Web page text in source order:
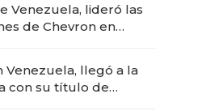
Venezuela, lideró las
de Chevron en
Venezuela, llegó a la
con su título de